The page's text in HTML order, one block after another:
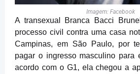
Imagem: Facebook
A transexual Branca Bacci
processo civil contra uma casa
Campinas, em São Paulo, por
pagar o ingresso masculino para
acordo com o G1, ela chegou a